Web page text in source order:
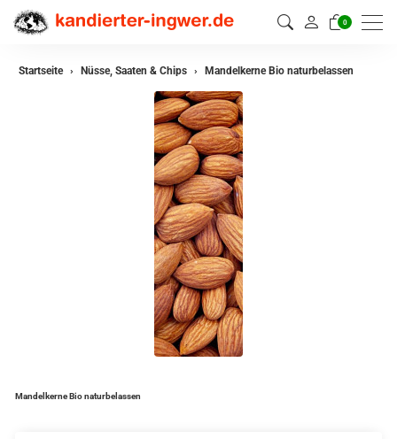
0
Startseite Nüsse, Saaten & Chips Mandelkerne Bio naturbelassen
Mandelkerne Bio naturbelassen